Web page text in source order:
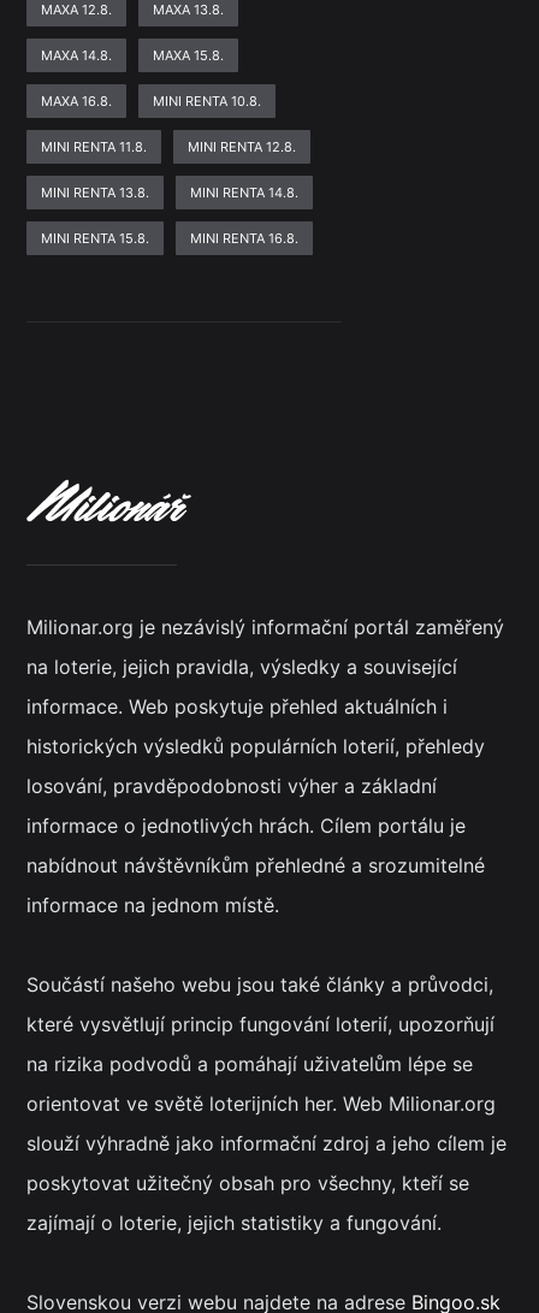
MAXA 12.8. MAXA 13.8.
MAXA 14.8. MAXA 15.8.
MAXA 16.8. MINI RENTA 10.8.
MINI RENTA 11.8. MINI RENTA 12.8.
MINI RENTA 13.8. MINI RENTA 14.8.
MINI RENTA 15.8. MINI RENTA 16.8.
Milionar.org je nezávislý informační portál zaměřený
na loterie, jejich pravidla, výsledky a související
informace. Web poskytuje přehled aktuálních i
historických výsledků populárních loterií, přehledy
losování, pravděpodobnosti výher a základní
informace o jednotlivých hrách. Cílem portálu je
nabídnout návštěvníkům přehledné a srozumitelné
informace na jednom místě.
Součástí našeho webu jsou také články a průvodci,
které vysvětlují princip fungování loterií, upozorňují
na rizika podvodů a pomáhají uživatelům lépe se
orientovat ve světě loterijních her. Web Milionar.org
slouží výhradně jako informační zdroj a jeho cílem je
poskytovat užitečný obsah pro všechny, kteří se
zajímají o loterie, jejich statistiky a fungování.
Slovenskou verzi webu najdete na adrese Bingoo.sk